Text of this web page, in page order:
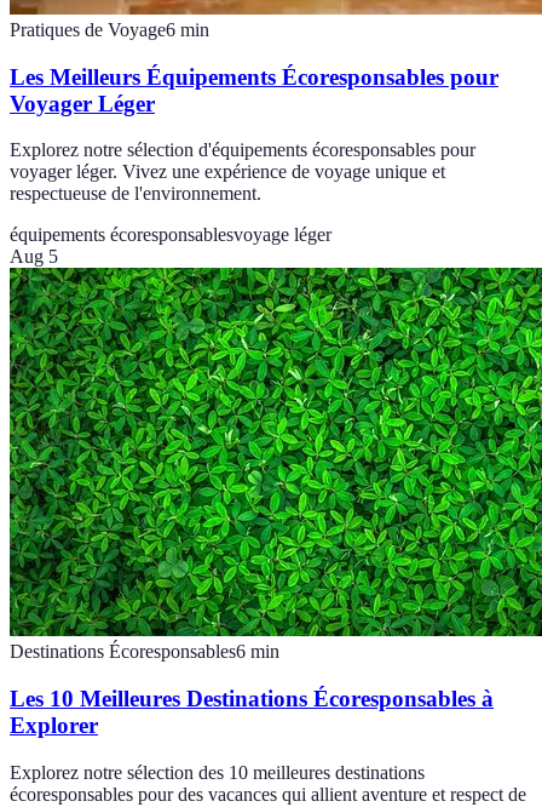
Pratiques de Voyage6 min
Les Meilleurs Équipements Écoresponsables pour
Voyager Léger
Explorez notre sélection d'équipements écoresponsables pour
voyager léger. Vivez une expérience de voyage unique et
respectueuse de l'environnement.
équipements écoresponsablesvoyage léger
Aug 5
Destinations Écoresponsables6 min
Les 10 Meilleures Destinations Écoresponsables à
Explorer
Explorez notre sélection des 10 meilleures destinations
écoresponsables pour des vacances qui allient aventure et respect de